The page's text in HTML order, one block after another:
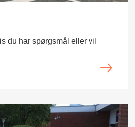
du har spørgsmål eller vil